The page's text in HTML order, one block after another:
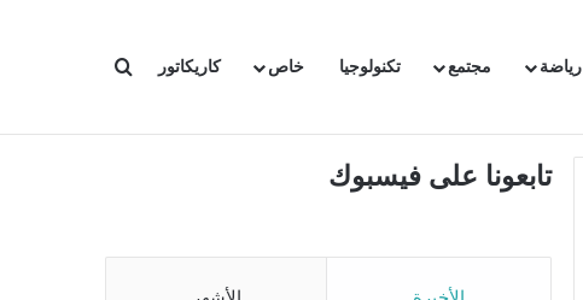
رياضة مجتمع تكنولوجيا خاص كاريكاتور بحث عن
تابعونا على فيسبوك